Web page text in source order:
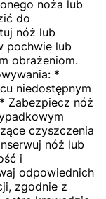
noża lub
do
nóż lub
pochwie lub
obrażeniom.
*
niedostępnym
Zabezpiecz nóż
czyszczenia
nóż lub
i
odpowiednich
zgodnie z